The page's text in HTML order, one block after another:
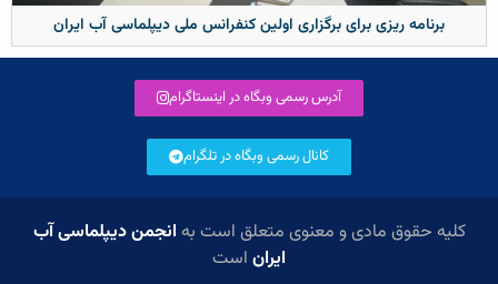
برنامه ریزی برای برگزاری اولین کنفرانس ملی دیپلماسی آب ایران
آدرس رسمی وبگاه در اینستاگرام
کانال رسمی وبگاه در تلگرام
کلیه حقوق مادی و معنوی متعلق است به انجمن دیپلماسی آب
ایران است